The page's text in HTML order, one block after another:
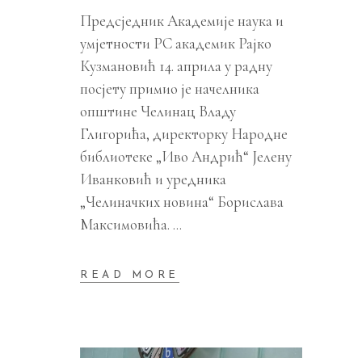
Предсједник Академије наука и
умјетности РС академик Рајко
Кузмановић 14. априла у радну
посјету примио је начелника
општине Челинац Владу
Глигорића, директорку Народне
библиотеке „Иво Андрић“ Јелену
Иванковић и уредника
„Челиначких новина“ Борислава
Максимовића.
READ MORE